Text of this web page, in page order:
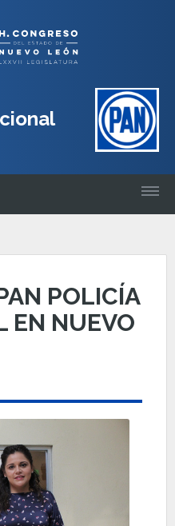
POLICÍA
EN NUEVO